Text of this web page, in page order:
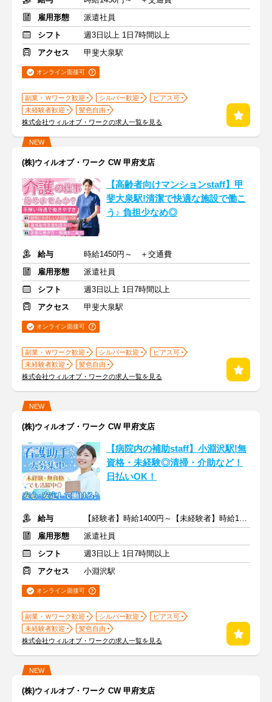
雇用形態
派遣社員
シフト
週3日以上 1日7時間以上
アクセス
甲斐大泉駅
オンライン面接可
副業・Ｗワーク歓迎 シルバー歓迎
ピアス可
未経験者歓迎
髪色自由
株式会社ウィルオブ・ワークの求人一覧を見る
NEW
(株)ウィルオブ・ワーク CW 甲府支店
【高齢者向けマンションstaff】甲
斐大泉駅!清潔で快適な施設で働こ
う♪ 負担少なめ◎
給与
時給1450円～ ＋交通費
雇用形態
派遣社員
シフト
週3日以上 1日7時間以上
アクセス
甲斐大泉駅
オンライン面接可
副業・Ｗワーク歓迎 シルバー歓迎
ピアス可
未経験者歓迎
髪色自由
株式会社ウィルオブ・ワークの求人一覧を見る
NEW
(株)ウィルオブ・ワーク CW 甲府支店
【病院内の補助staff】小淵沢駅!無
資格・未経験◎清掃・介助など！
日払いOK！
給与
【経験者】時給1400円～【未経験者】時給1300円～ ＋交通費
雇用形態
派遣社員
シフト
週3日以上 1日7時間以上
アクセス
小淵沢駅
オンライン面接可
副業・Ｗワーク歓迎 シルバー歓迎
ピアス可
未経験者歓迎
髪色自由
株式会社ウィルオブ・ワークの求人一覧を見る
NEW
(株)ウィルオブ・ワーク CW 甲府支店